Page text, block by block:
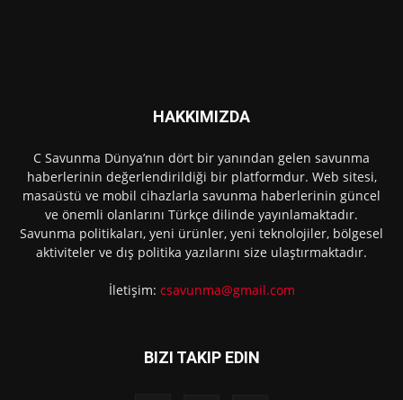
HAKKIMIZDA
C Savunma Dünya’nın dört bir yanından gelen savunma
haberlerinin değerlendirildiği bir platformdur. Web sitesi,
masaüstü ve mobil cihazlarla savunma haberlerinin güncel
ve önemli olanlarını Türkçe dilinde yayınlamaktadır.
Savunma politikaları, yeni ürünler, yeni teknolojiler, bölgesel
aktiviteler ve dış politika yazılarını size ulaştırmaktadır.
İletişim: csavunma@gmail.com
BIZI TAKIP EDIN